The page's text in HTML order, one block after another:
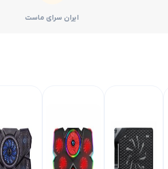
ایران سرای ماست